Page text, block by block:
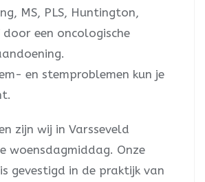
MS, PLS, Huntington,
een oncologische
en stemproblemen kun je
zijn wij in Varsseveld
woensdagmiddag. Onze
gevestigd in de praktijk van